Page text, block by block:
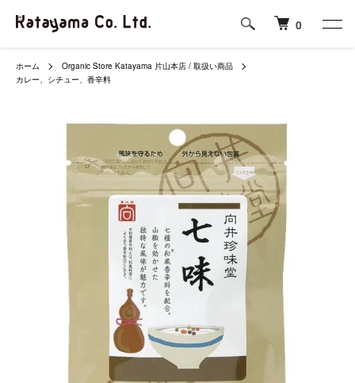
0
ホーム
Organic Store Katayama 片山本店 / 取扱い商品
カレー、シチュー、香辛料